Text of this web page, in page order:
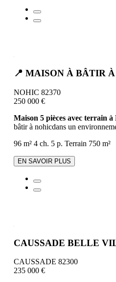
📍 MAISON À BÂTIR À
NOHIC 82370
250 000 €
Maison 5 pièces avec terrain à
bâtir à nohicdans un
96 m² 4 ch. 5 p. Terrain 750 m²
EN SAVOIR PLUS
CAUSSADE BELLE
CAUSSADE 82300
235 000 €